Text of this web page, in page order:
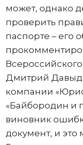
может, однако
проверить
паспорте – его
Дмитрий
компании
«Байбородин и
виновник
документ, и это